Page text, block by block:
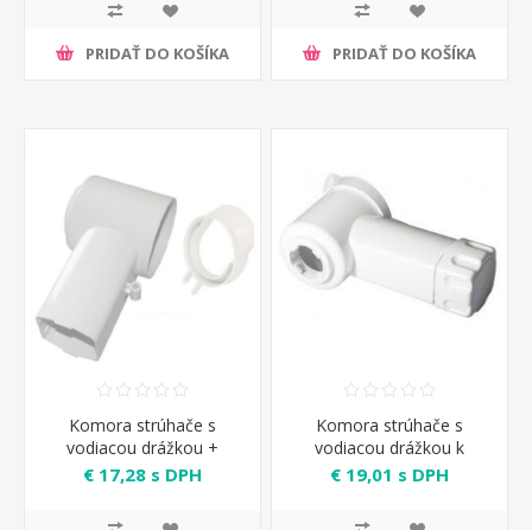
PRIDAŤ DO KOŠÍKA PRIDAŤ DO KOŠÍKA
Komora strúhače s
vodiacou drážkou +
príruba
€ 17,28 s DPH
Komora strúhače s
vodiacou drážkou k
mlynčeku Zelmer
€ 19,01 s DPH